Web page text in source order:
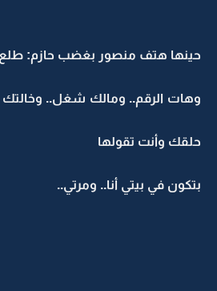
حينها هتف منصور بغضب حازم: طلع
وهات الرقم.. ومالك شغل.. وخالتك
حلقك وأنت تقولها
بتكون في بيتي أنا.. ومرتي..